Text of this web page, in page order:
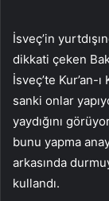
İsveç’in
dikkati çeken
İsveç’te Kur’an-
sanki onlar
yaydığını
bunu yapma
arkasında
kullandı.